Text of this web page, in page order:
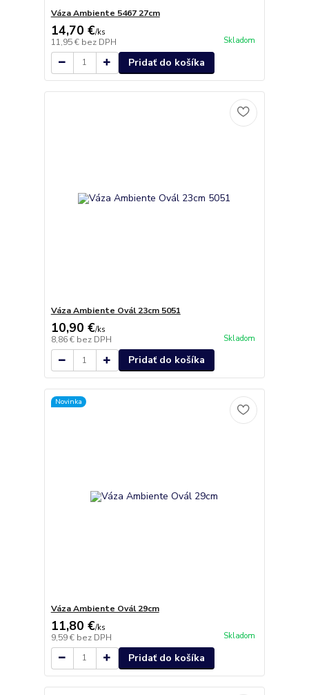
Váza Ambiente 5467 27cm
14,70 €/ks
11,95 € bez DPH Skladom
Pridať do košíka
Váza Ambiente Ovál 23cm 5051
10,90 €/ks
8,86 € bez DPH Skladom
Pridať do košíka
Novinka
Váza Ambiente Ovál 29cm
11,80 €/ks
9,59 € bez DPH Skladom
Pridať do košíka